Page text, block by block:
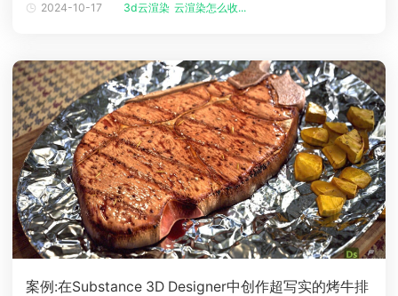
评估其配置方案的性能与效益，今天就来介绍下云渲染配置的选择策略。
2024-10-17 3d云渲染 云渲染怎么收...
案例:在Substance 3D Designer中创作超写实的烤牛排